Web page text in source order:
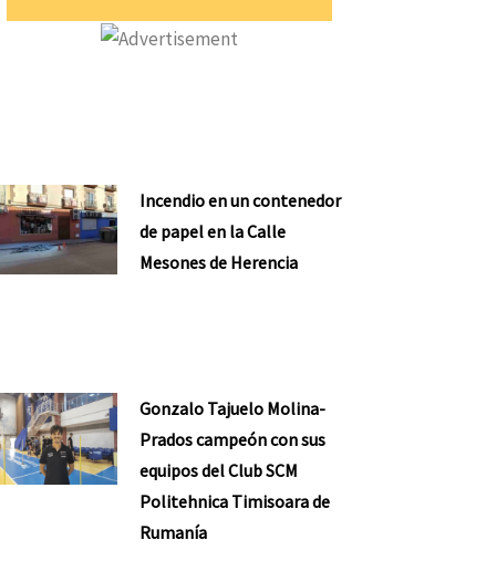
Incendio en un contenedor
de papel en la Calle
Mesones de Herencia
Gonzalo Tajuelo Molina-
Prados campeón con sus
equipos del Club SCM
Politehnica Timisoara de
Rumanía